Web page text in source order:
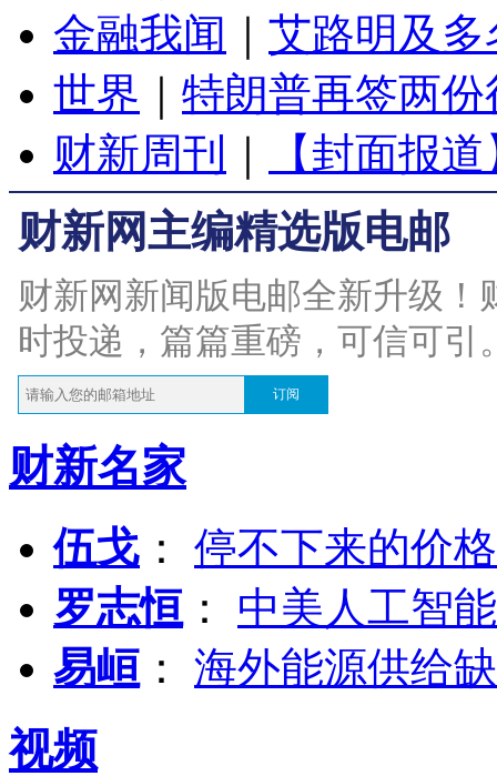
金融我闻
艾路明及
世界
特朗普再签两
财新周刊
【封面报
财新网主编精选版电邮
财新网新闻版电邮全新升级
时投递，篇篇重磅，可信可引
订阅
财新名家
伍戈 ： 停不下来的价
罗志恒 ： 中美人工智
易峘 ： 海外能源供给
视频